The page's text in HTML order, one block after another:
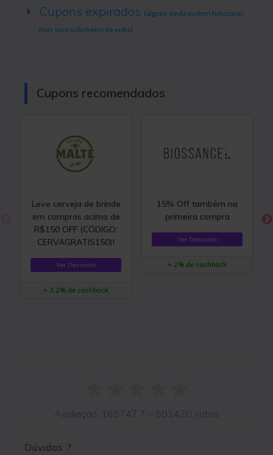
Cupons expirados (alguns ainda podem funcionar,
mas sem o dinheiro de volta)
Cupons recomendados
Leve cerveja de brinde
em compras acima de
R$150 OFF (CÓDIGO:
CERVAGRATIS150)!
Ver Desconto
+ 3,2% de cashback
15% Off também na
primeira compra
Ver Desconto
+ 2% de cashback
Avaliação: 165747.7 – 501420 votos
Dúvidas ?